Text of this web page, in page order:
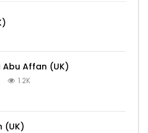
Abu Affan (UK)
1.2K
(UK)